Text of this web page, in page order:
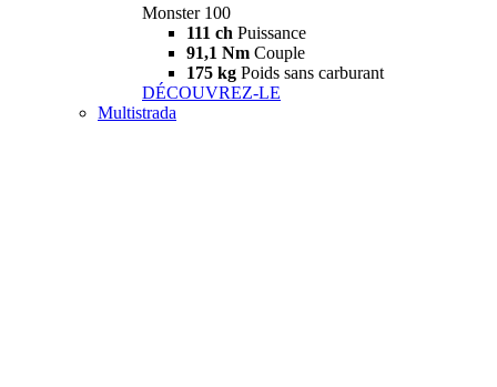
Monster 100
111 ch Puissance
91,1 Nm Couple
175 kg Poids sans carburant
DÉCOUVREZ-LE
Multistrada